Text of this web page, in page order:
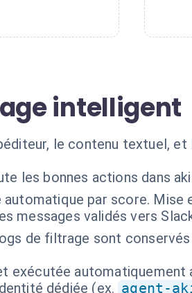
intelligent
le contenu textuel,
les bonnes actions dans
automatique par score. Mise
messages validés vers
de filtrage sont
exécutée automatiquement
dédiée (ex. agent-